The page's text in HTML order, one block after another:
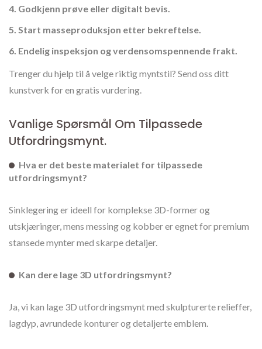
Godkjenn prøve eller digitalt bevis.
Start masseproduksjon etter bekreftelse.
Endelig inspeksjon og verdensomspennende frakt.
Trenger du hjelp til å velge riktig myntstil? Send oss ditt
kunstverk for en gratis vurdering.
Vanlige Spørsmål Om Tilpassede
Utfordringsmynt.
Hva er det beste materialet for tilpassede
utfordringsmynt?
Sinklegering er ideell for komplekse 3D-former og
utskjæringer, mens messing og kobber er egnet for premium
stansede mynter med skarpe detaljer.
Kan dere lage 3D utfordringsmynt?
Ja, vi kan lage 3D utfordringsmynt med skulpturerte relieffer,
lagdyp, avrundede konturer og detaljerte emblem.